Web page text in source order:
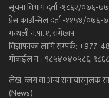
सूचना विभाग दर्ता -१८६२/०७६-७७
प्रेस काउन्सिल दर्ता -११५४/०७६-
मन्थली न.पा. १, रामेछाप
विज्ञापनका लागि सम्पर्क:
मोबाईल नं. : ९८५४०४०५८६,
लेख, ब्लग वा अन्य समाचारमुलक
(News)